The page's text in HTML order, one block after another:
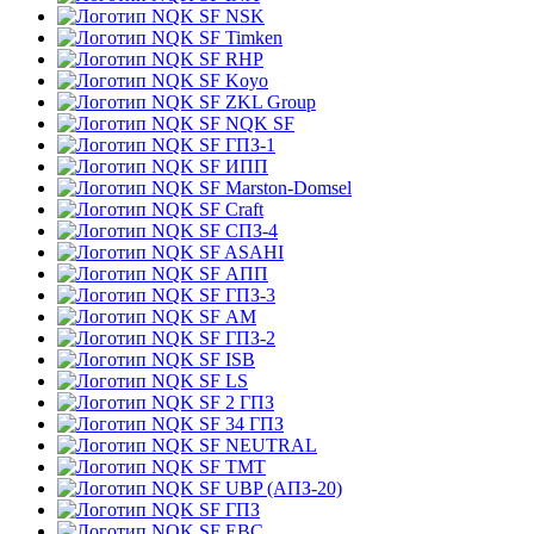
NSK
Timken
RHP
Koyo
ZKL Group
NQK SF
ГПЗ-1
ИПП
Marston-Domsel
Craft
СПЗ-4
ASAHI
АПП
ГПЗ-3
АМ
ГПЗ-2
ISB
LS
2 ГПЗ
34 ГПЗ
NEUTRAL
TMT
UBP (АПЗ-20)
ГПЗ